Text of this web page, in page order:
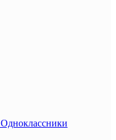
Одноклассники